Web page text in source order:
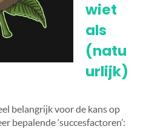
wiet
als
(natu
urlijk)
belangrijk voor de kans op
bepalende ‘succesfactoren’: